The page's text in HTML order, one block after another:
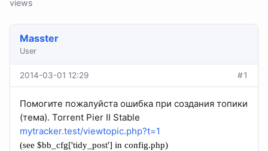
views
Masster
User
2014-03-01 12:29 #1
Помогите пожалуйста ошибка при создания топики
(тема). Torrent Pier II Stable
mytracker.test/viewtopic.php?t=1
(see $bb_cfg['tidy_post'] in config.php)